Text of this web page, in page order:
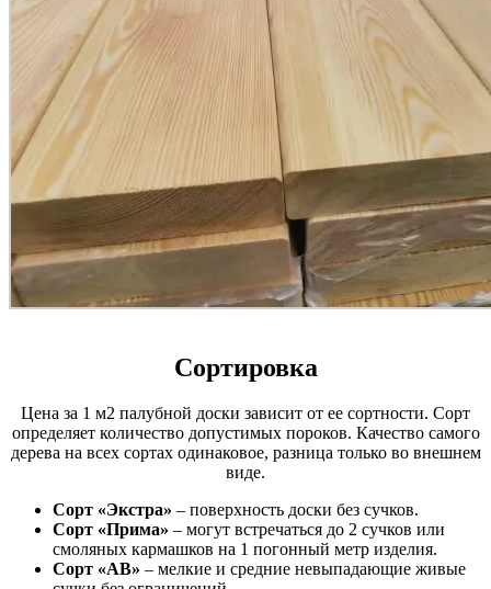
Сортировка
Цена за 1 м2 палубной доски зависит от ее сортности. Сорт
определяет количество допустимых пороков. Качество самого
дерева на всех сортах одинаковое, разница только во внешнем
виде.
Сорт «Экстра» – поверхность доски без сучков.
Сорт «Прима» – могут встречаться до 2 сучков или
смоляных кармашков на 1 погонный метр изделия.
Сорт «АВ» – мелкие и средние невыпадающие живые